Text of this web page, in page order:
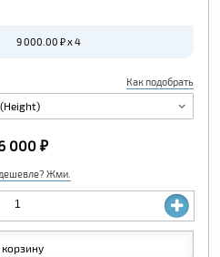
9 000.00 ₽ x 4
Как подобрать
Жми.
000 ₽
корзину